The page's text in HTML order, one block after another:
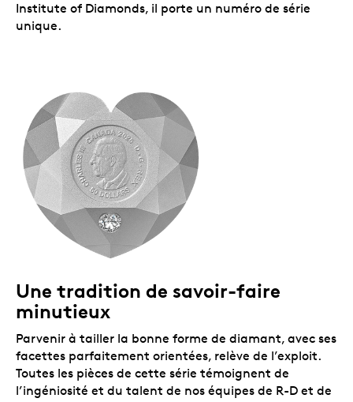
Institute of Diamonds, il porte un numéro de série
unique.
Une tradition de savoir-faire
minutieux
Parvenir à tailler la bonne forme de diamant, avec ses
facettes parfaitement orientées, relève de l’exploit.
Toutes les pièces de cette série témoignent de
l’ingéniosité et du talent de nos équipes de R-D et de